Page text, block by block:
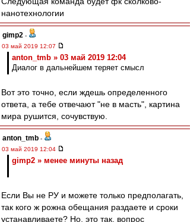
нанотехнологии
gimp2 -
03 май 2019 12:07
anton_tmb » 03 май 2019 12:04
Диалог в дальнейшем теряет смысл
Вот это точно, если ждешь определенного
ответа, а тебе отвечают "не в масть", картина
мира рушится, сочувствую.
anton_tmb -
03 май 2019 12:04
gimp2 » менее минуты назад
Если Вы не РУ и можете только предполагать,
так кого ж рожна обещания раздаете и сроки
устанавливаете? Но, это так, вопрос